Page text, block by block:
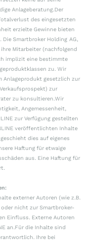
Anlageberatung.Der
des eingesetzten
erzielte Gewinne bieten
Die Smartbroker Holding AG,
Mitarbeiter (nachfolgend
implizit eine bestimmte
zu. Wir
Anlageprodukt gesetzlich zur
zur
zu konsultieren.Wir
Angemessenheit,
zur Verfügung gestellten
veröffentlichten Inhalte
dies auf eigenes
Haftung für etwaige
aus. Eine Haftung für
externer Autoren (wie z.B.
nicht zur Smartbroker-
Einfluss. Externe Autoren
an.Für die Inhalte sind
Ihre bei